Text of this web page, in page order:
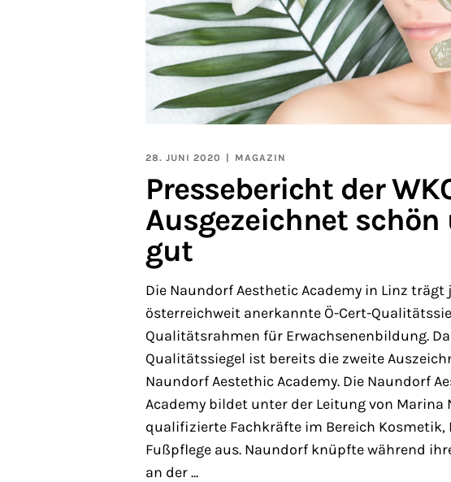
28. JUNI 2020 MAGAZIN
Pressebericht der
Ausgezeichnet schön
gut
Die Naundorf Aesthetic Academy in Linz trägt
österreichweit anerkannte Ö-Cert-
Qualitätsrahmen für Erwachsenenbildung.
Qualitätssiegel ist bereits die zweite
Naundorf Aestethic Academy. Die Naundorf
Academy bildet unter der Leitung von Marina
qualifizierte Fachkräfte im Bereich Kosmetik,
Fußpflege aus. Naundorf knüpfte während
an der